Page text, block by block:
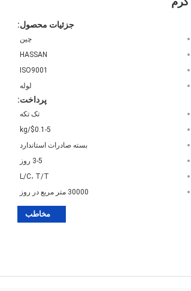
جزئیات محصول:
چین
HASSAN
ISO9001
لوله
پرداخت:
تک تکه
$0.1-5/kg
بسته صادرات استاندارد
3-5 روز
L/C، T/T
30000 متر مربع در روز
مخاطب